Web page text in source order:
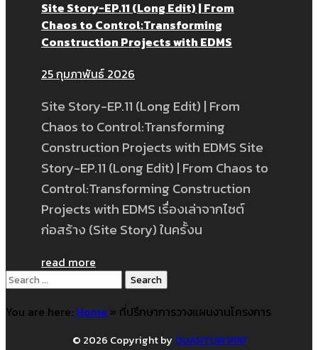
Site Story-EP.11 (Long Edit) | From
Chaos to Control:Transforming
Construction Projects with EDMS
25 กุมภาพันธ์ 2026
Site Story-EP.11 (Long Edit) | From
Chaos to Control:Transforming
Construction Projects with EDMS Site
Story-EP.11 (Long Edit) | From Chaos to
Control:Transforming Construction
Projects with EDMS เรื่องเล่าจากไซต์
ก่อสร้าง (Site Story) ในครั้งน
read more
Search
You are here: Home » ที่ปรึกษาการวางแผนงานโครงการ
© 2026 Copyright by QUANTUM PPP